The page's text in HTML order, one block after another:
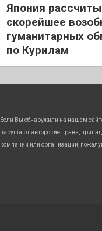
Япония
скорейшее
гуманитарных
по Курилам
Если Вы обнаружили на нашем
нарушают авторские права,
компании или организации,